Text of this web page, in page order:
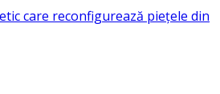
care reconfigurează piețele din